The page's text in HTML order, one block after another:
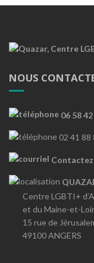
NOUS
06 58
02 41 88
Centre LGBTI+
et du Maine-et-
15 rue de
49100 ANGERS